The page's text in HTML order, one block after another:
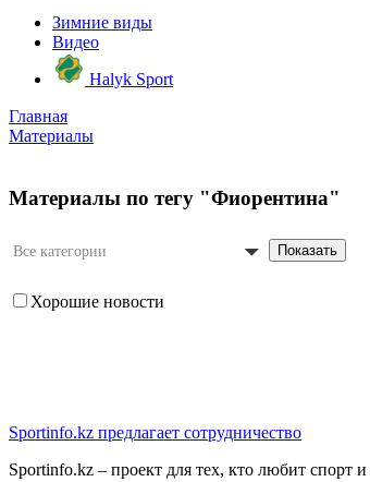
Зимние виды
Видео
Halyk Sport
Главная
Материалы
Материалы по тегу "Фиорентина"
Все категории Показать
Хорошие новости
Sportinfo.kz предлагает сотрудничество
Sportinfo.kz – проект для тех, кто любит спорт